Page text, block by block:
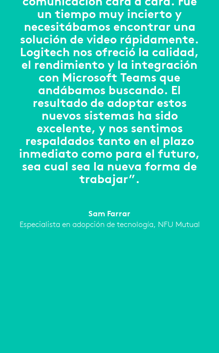
un tiempo muy incierto y
necesitábamos encontrar una
solución de video rápidamente.
Logitech nos ofreció la calidad,
el rendimiento y la integración
con Microsoft Teams que
andábamos buscando. El
resultado de adoptar estos
nuevos sistemas ha sido
excelente, y nos sentimos
respaldados tanto en el plazo
inmediato como para el futuro,
sea cual sea la nueva forma de
trabajar”.
Sam Farrar
Especialista en adopción de tecnología, NFU Mutual